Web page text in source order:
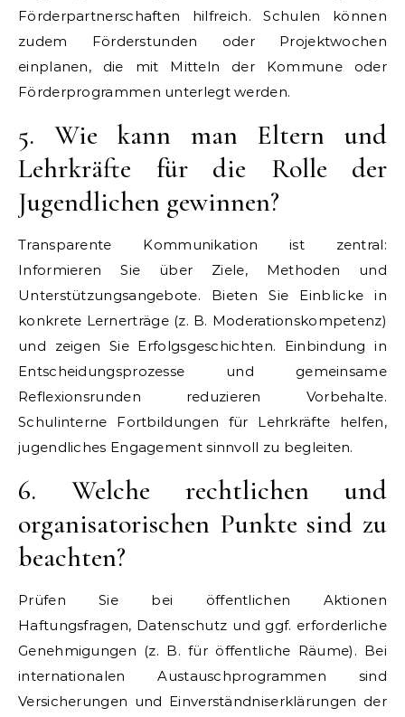
Förderpartnerschaften hilfreich. Schulen können
zudem Förderstunden oder Projektwochen
einplanen, die mit Mitteln der Kommune oder
Förderprogrammen unterlegt werden.
5. Wie kann man Eltern und
Lehrkräfte für die Rolle der
Jugendlichen gewinnen?
Transparente Kommunikation ist zentral:
Informieren Sie über Ziele, Methoden und
Unterstützungsangebote. Bieten Sie Einblicke in
konkrete Lernerträge (z. B. Moderationskompetenz)
und zeigen Sie Erfolgsgeschichten. Einbindung in
Entscheidungsprozesse und gemeinsame
Reflexionsrunden reduzieren Vorbehalte.
Schulinterne Fortbildungen für Lehrkräfte helfen,
jugendliches Engagement sinnvoll zu begleiten.
6. Welche rechtlichen und
organisatorischen Punkte sind zu
beachten?
Prüfen Sie bei öffentlichen Aktionen
Haftungsfragen, Datenschutz und ggf. erforderliche
Genehmigungen (z. B. für öffentliche Räume). Bei
internationalen Austauschprogrammen sind
Versicherungen und Einverständniserklärungen der